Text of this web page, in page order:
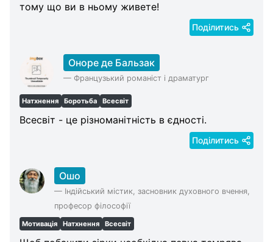
тому що ви в ньому живете!
Поділитись
Оноре де Бальзак
— Французький романіст і драматург
Натхнення Боротьба Всесвіт
Всесвіт - це різноманітність в єдності.
Поділитись
Ошо
— Індійський містик, засновник духовного вчення,
професор філософії
Мотивація Натхнення Всесвіт